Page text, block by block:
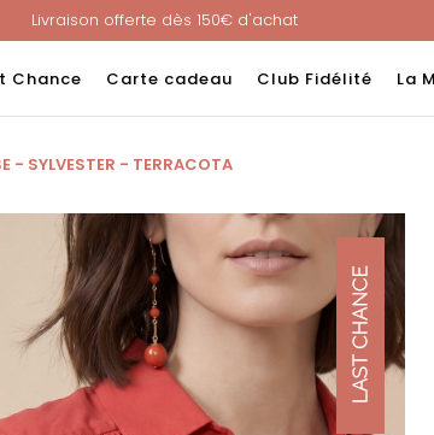
! Paiement en 3 ou 4 fois sans frais avec ALMA !
Livraison offerte dès 150€ d'achat
Chance Carte cadeau Club Fidélité La
- SYLVESTER - TERRACOTA